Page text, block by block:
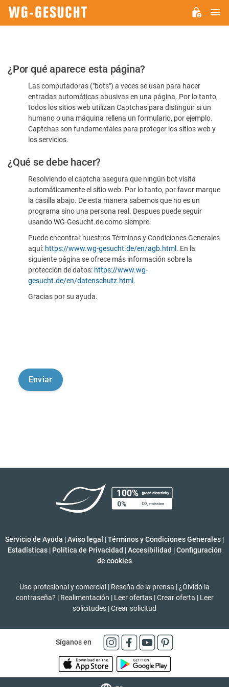
Por
favor,
confirme
humano
¿Por qué aparece esta página?
Las computadoras ("bots") a veces se usan para hacer
entradas automáticas abusivas en una página. Por lo tanto,
todos los sitios web utilizan Captchas para distinguir si un
humano o una máquina rellena un formulario, por ejemplo.
Captchas son fundamentales para proteger los sitios web y
los servicios.
¿Qué se debe hacer?
Resolviendo el captcha asegura que ningún bot visita
automáticamente el sitio web. Por lo tanto, por favor marque
la casilla abajo. De esta manera sabemos que no es un
programa sino una persona real. Despues puede seguir
usando WG-Gesucht.de como siempre.
Puede encontrar nuestros Términos y Condiciones Generales
aquí: https://www.wg-gesucht.de/en/agb.html . En la
siguiente página se ofrece más información sobre la
protección de datos: https://www.wg-
gesucht.de/en/datenschutz.html .
Gracias por su ayuda.
Servicio de Ayuda |Aviso legal |Términos y Condiciones Generales |
Estadísticas | Política de Privacidad | Accesibilidad | Configuración
de cookies
Uso profesional y comercial | Reseña de la prensa | ¿Olvidó la
contraseña? | Realimentación | Leer ofertas | Crear oferta | Leer
solicitudes |Crear solicitud
Síganos en